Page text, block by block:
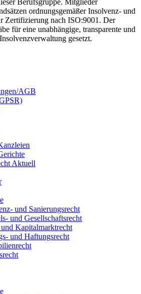
ordnungsgemäßer Insolvenz- und
Zertifizierung nach ISO:9001. Der
für eine unabhängige, transparente und
gesetzt.
AGB
Aktuell
und Sanierungsrecht
und Gesellschaftsrecht
Kapitalmarktrecht
und Haftungsrecht